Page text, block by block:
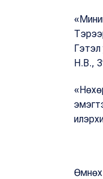
Гэтэл
Н.В.,
Өмнөх